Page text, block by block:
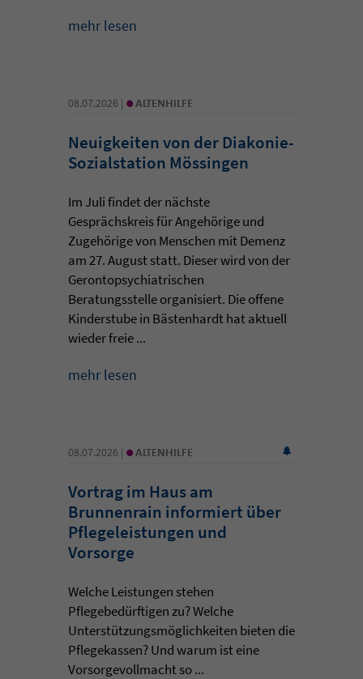
mehr lesen
08.07.2026 | • ALTENHILFE
Neuigkeiten von der Diakonie-
Sozialstation Mössingen
Im Juli findet der nächste
Gesprächskreis für Angehörige und
Zugehörige von Menschen mit Demenz
am 27. August statt. Dieser wird von der
Gerontopsychiatrischen
Beratungsstelle organisiert. Die offene
Kinderstube in Bästenhardt hat aktuell
wieder freie ...
mehr lesen
08.07.2026 | • ALTENHILFE
Vortrag im Haus am
Brunnenrain informiert über
Pflegeleistungen und
Vorsorge
Welche Leistungen stehen
Pflegebedürftigen zu? Welche
Unterstützungsmöglichkeiten bieten die
Pflegekassen? Und warum ist eine
Vorsorgevollmacht so ...